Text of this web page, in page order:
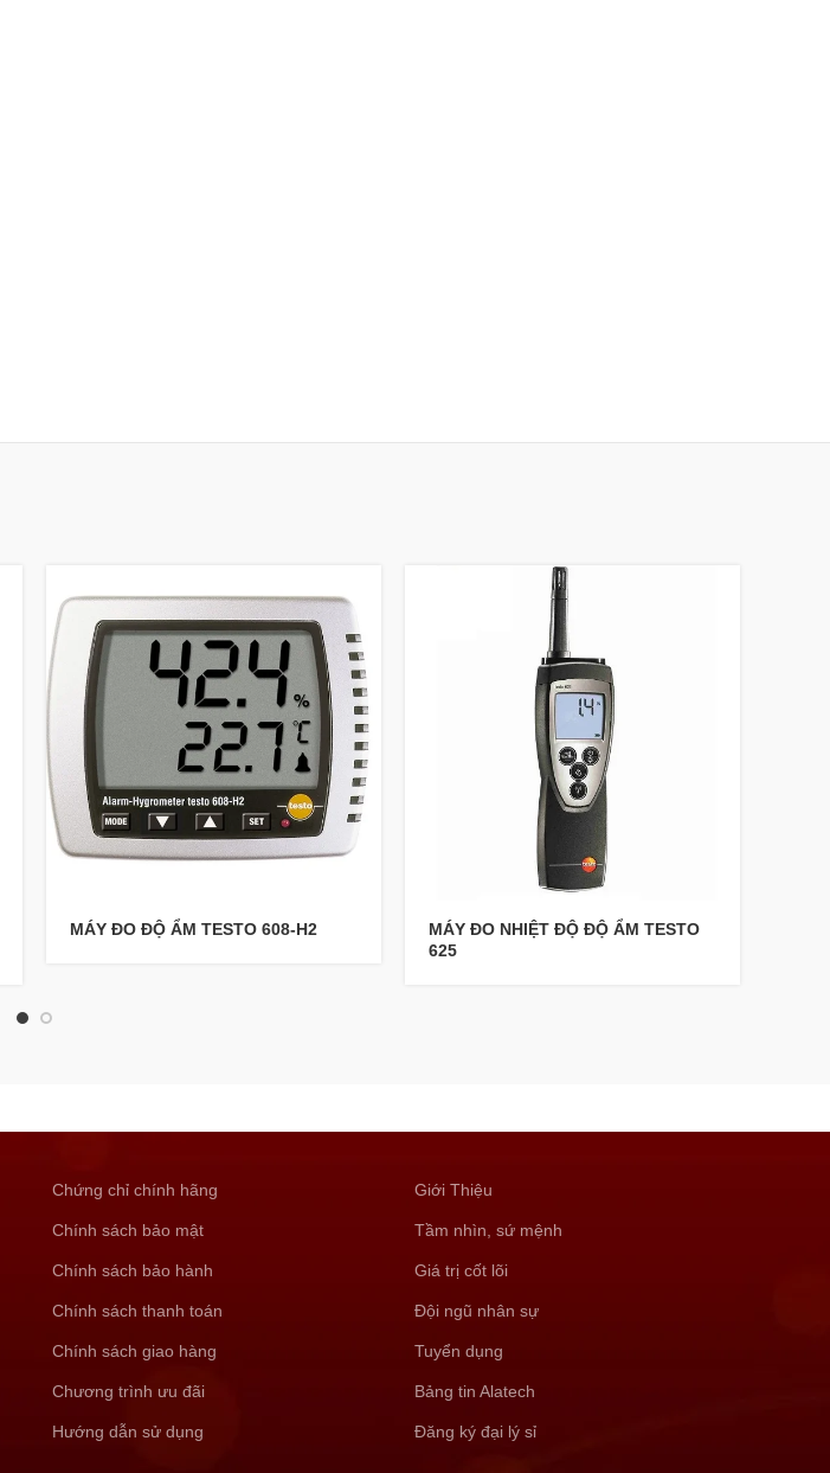
MÁY ĐO ĐỘ ẨM TESTO 608-H2
MÁY ĐO NHIỆT ĐỘ ĐỘ ẨM TESTO
625
Chứng chỉ chính hãng
Chính sách bảo mật
Chính sách bảo hành
Chính sách thanh toán
Chính sách giao hàng
Chương trình ưu đãi
Hướng dẫn sử dụng
Giới Thiệu
Tầm nhìn, sứ mệnh
Giá trị cốt lõi
Đội ngũ nhân sự
Tuyển dụng
Bảng tin Alatech
Đăng ký đại lý sỉ